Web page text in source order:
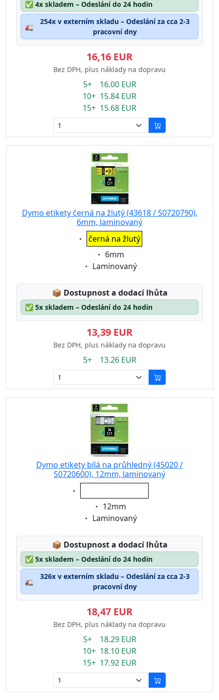
✅ 4x skladem – Odeslání do 24 hodin
🚛
254x v externím skladu – Odeslání za cca 2-3
pracovní dny
16,16 EUR
Bez DPH, plus náklady na dopravu
5+ 16.00 EUR
10+ 15.84 EUR
15+ 15.68 EUR
Dymo etikety černá na žlutý (43618 / S0720790),
6mm, laminovaný
Eigenschaft:
černá na žlutý
Eigenschaft:
6mm
Eigenschaft:
Laminovaný
📦 Lagerstatus:
Dostupnost a dodací lhůta
✅ 5x skladem – Odeslání do 24 hodin
13,39 EUR
Bez DPH, plus náklady na dopravu
5+ 13.26 EUR
Dymo etikety bílá na průhledný (45020 /
S0720600), 12mm, laminovaný
Eigenschaft:
Eigenschaft:
12mm
Eigenschaft:
Laminovaný
📦 Lagerstatus:
Dostupnost a dodací lhůta
✅ 5x skladem – Odeslání do 24 hodin
🚛
326x v externím skladu – Odeslání za cca 2-3
pracovní dny
18,47 EUR
Bez DPH, plus náklady na dopravu
5+ 18.29 EUR
10+ 18.10 EUR
15+ 17.92 EUR